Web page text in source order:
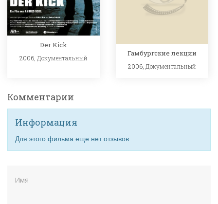
Der Kick
2006, Документальный
Гамбургские лекции
2006, Документальный
Комментарии
Информация
Для этого фильма еще нет отзывов